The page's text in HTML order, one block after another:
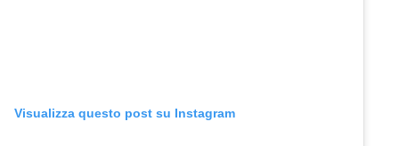
Visualizza questo post su Instagram